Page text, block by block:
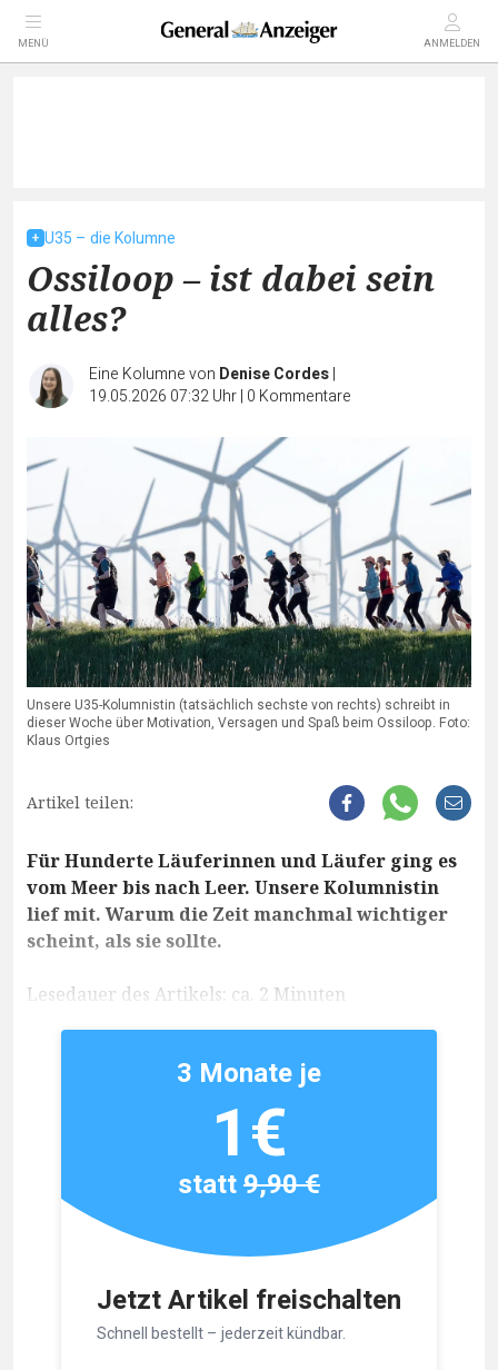
MENÜ ANMELDEN
U35 – die Kolumne
Ossiloop – ist dabei sein
alles?
Eine Kolumne von Denise Cordes|
19.05.2026 07:32 Uhr| 0 Kommentare
Unsere U35-Kolumnistin (tatsächlich sechste von rechts) schreibt in
dieser Woche über Motivation, Versagen und Spaß beim Ossiloop. Foto:
Klaus Ortgies
Artikel teilen:
Für Hunderte Läuferinnen und Läufer ging es
vom Meer bis nach Leer. Unsere Kolumnistin
lief mit. Warum die Zeit manchmal wichtiger
scheint, als sie sollte.
Lesedauer des Artikels: ca. 2 Minuten
Jetzt Artikel freischalten
Schnell bestellt – jederzeit kündbar.
3 Monate je
1€
statt9,90 €